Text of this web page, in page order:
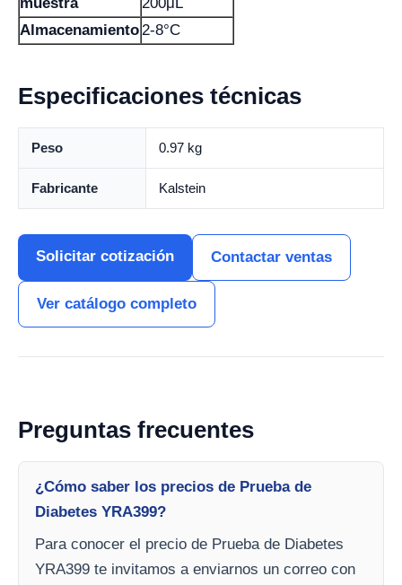
Almacenamiento2-8°C
Especificaciones técnicas
Peso 0.97 kg
Fabricante Kalstein
Solicitar cotización Contactar ventas
Ver catálogo completo
Preguntas frecuentes
¿Cómo saber los precios de Prueba de
Diabetes YRA399?
Para conocer el precio de Prueba de Diabetes
YRA399 te invitamos a enviarnos un correo con